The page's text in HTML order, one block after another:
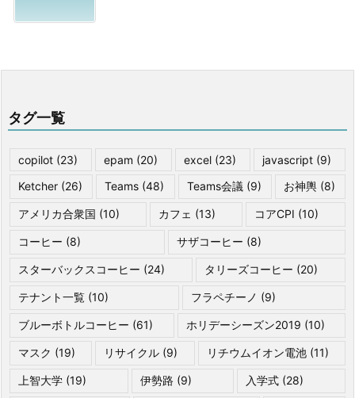
タグ一覧
copilot (23) epam (20) excel (23) javascript (9)
Ketcher (26) Teams (48) Teams会議 (9) お神輿(8)
アメリカ合衆国 (10) カフェ (13) コアCPI (10)
コーヒー (8) サザコーヒー (8)
スターバックスコーヒー (24) タリーズコーヒー (20)
テナント一覧 (10) フラペチーノ (9)
ブルーボトルコーヒー (61) ホリデーシーズン2019 (10)
マスク (19) リサイクル (9) リチウムイオン電池(11)
上智大学 (19) 伊勢路 (9) 入学式 (28)